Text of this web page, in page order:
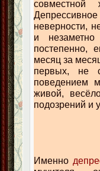
неверности,
и
постепенно,
месяц за
первых, не
поведением
живой,
подозрений и
Именно